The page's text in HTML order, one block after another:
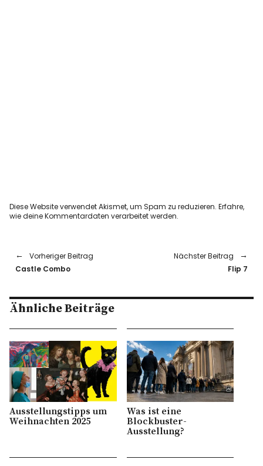
Diese Website verwendet Akismet, um Spam zu reduzieren.Erfahre,
wie deine Kommentardaten verarbeitet werden.
Vorheriger Beitrag
Castle Combo
Nächster Beitrag
Flip 7
Ähnliche Beiträge
Ausstellungstipps um
Weihnachten 2025
Was ist eine
Blockbuster-
Ausstellung?